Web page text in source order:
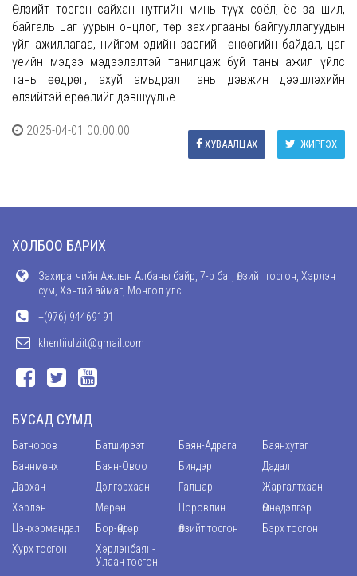
Өлзийт тосгон сайхан нутгийн минь түүх соёл, ёс заншил,
байгаль цаг уурын онцлог, төр захиргааны байгууллагуудын
үйл ажиллагаа, нийгэм эдийн засгийн өнөөгийн байдал, цаг
үеийн мэдээ мэдээлэлтэй танилцаж буй таны ажил үйлс
тань өөдрөг, ахуй амьдрал тань дэвжин дээшлэхийн
өлзийтэй ерөөлийг дэвшүүлье.
2025-04-01 00:00:00
ЖИРГЭХ
ХУВААЛЦАХ
ХОЛБОО БАРИХ
Захирагчийн Ажлын Албаны байр, 7-р баг, Өлзийт тосгон, Хэрлэн
сум, Хэнтий аймаг, Монгол улс
+(976) 94469191
khentiiulziit@gmail.com
БУСАД СУМД
Батноров Батширээт Баян-Адрага
Баянхутаг
Баянмөнх
Баян-Овоо Биндэр
Дадал
Дархан
Дэлгэрхаан Галшар
Жаргалтхаан
Хэрлэн
Мөрөн Норовлин
Өмнөдэлгэр
Цэнхэрмандал
Бор-Өндөр Өлзийт тосгон
Бэрх тосгон
Хурх тосгон
Хэрлэнбаян-
Улаан тосгон